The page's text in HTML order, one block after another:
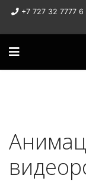
+7 727 32 7777 6